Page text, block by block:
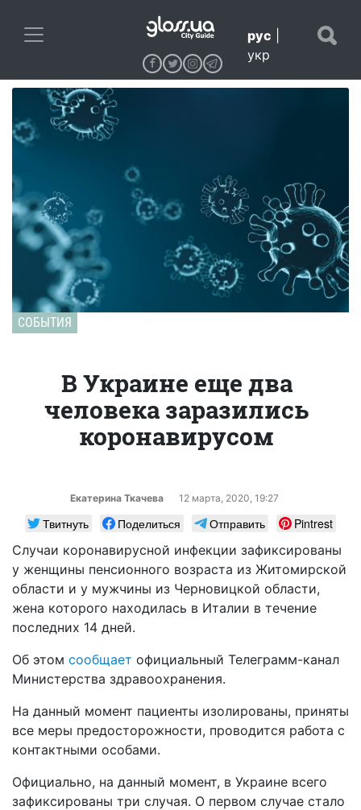
рус
укр
СОБЫТИЯ
В Украине еще два
человека заразились
коронавирусом
Екатерина Ткачева 12 марта, 2020, 19:27
Твитнуть Поделиться Отправить
Pintrest
Случаи коронавирусной инфекции зафиксированы
у женщины пенсионного возраста из Житомирской
области и у мужчины из Черновицкой области,
жена которого находилась в Италии в течение
последних 14 дней.
Об этом сообщает официальный Телеграмм-канал
Министерства здравоохранения.
На данный момент пациенты изолированы, приняты
все меры предосторожности, проводится работа с
контактными особами.
Официально, на данный момент, в Украине всего
зафиксированы три случая. О первом случае стало